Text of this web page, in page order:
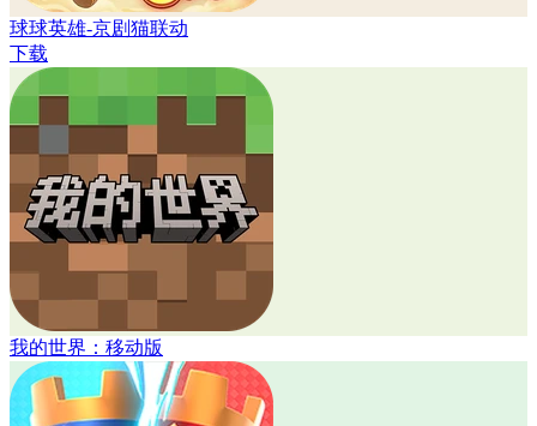
球球英雄-京剧猫联动
下载
我的世界：移动版